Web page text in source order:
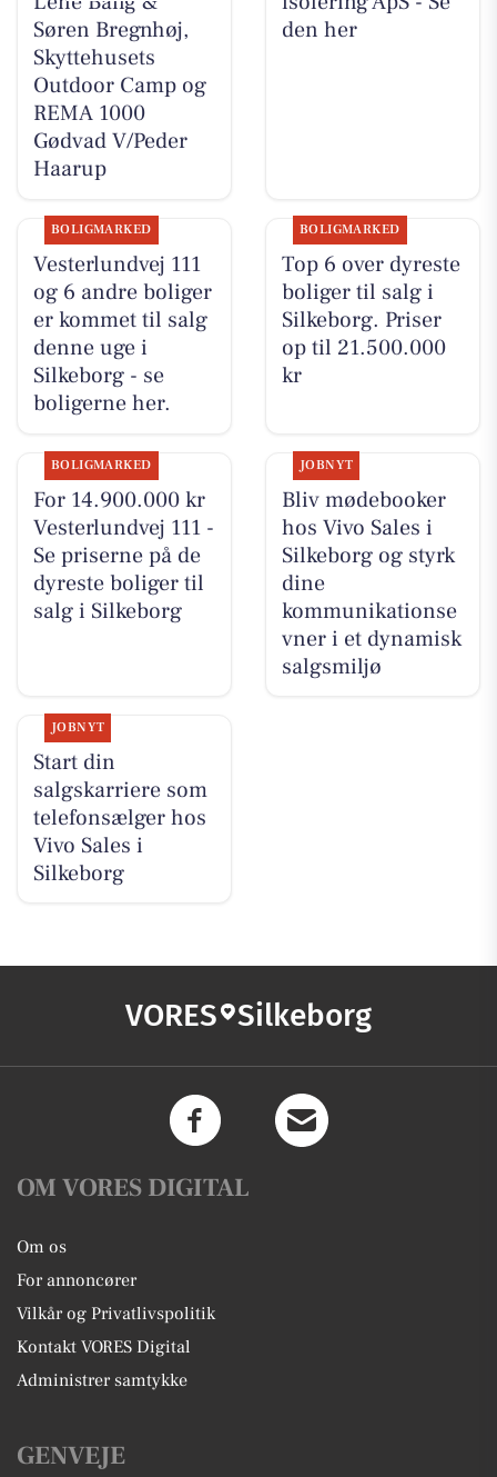
Søren Bregnhøj,
Skyttehusets
Outdoor Camp og
REMA 1000
Gødvad V/Peder
Haarup
den her
BOLIGMARKED
Vesterlundvej 111
og 6 andre boliger
er kommet til salg
denne uge i
Silkeborg - se
boligerne her.
BOLIGMARKED
Top 6 over dyreste
boliger til salg i
Silkeborg. Priser
op til 21.500.000
kr
BOLIGMARKED
For 14.900.000 kr
Vesterlundvej 111 -
Se priserne på de
dyreste boliger til
salg i Silkeborg
JOBNYT
Bliv mødebooker
hos Vivo Sales i
Silkeborg og styrk
dine
kommunikationse
vner i et dynamisk
salgsmiljø
JOBNYT
Start din
salgskarriere som
telefonsælger hos
Vivo Sales i
Silkeborg
VORES Silkeborg
OM VORES DIGITAL
Om os
For annoncører
Vilkår og Privatlivspolitik
Kontakt VORES Digital
Administrer samtykke
GENVEJE